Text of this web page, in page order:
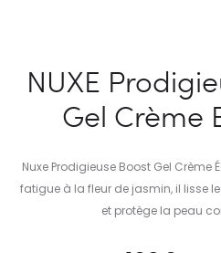
NUXE
Gel Crème
Nuxe Prodigieuse Boost Gel
fatigue à la fleur de jasmin, il lisse
et protège la peau